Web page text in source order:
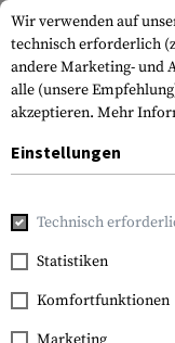
Home Tactical
FILTER
Wir verwenden auf
technisch erforderlich
andere Marketing- und
alle (unsere
akzeptieren. Mehr
Einstellungen
Technisch
Statistiken
Komfortfunktionen